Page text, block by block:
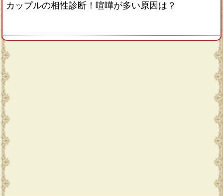
カップルの相性診断！喧嘩が多い原因は？